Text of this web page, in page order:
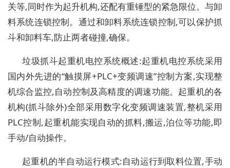
关等,同时作为起升机构,还配有重锤型的紧急限位。与卸
料系统连锁控制。通过和卸料系统连锁控制,可以保护抓
斗和卸料车,防止两者碰撞,确保。
垃圾抓斗起重机电控系统概述:起重机电控系统采用
国内外先进的“触摸屏+PLC+变频调速”控制方案,实现整
机综合监控,自动控制及高精度的调速功能。起重机的各
机构(抓斗除外)全部采用数字化变频调速装置,整机采用
PLC控制,起重机能实现自动的抓料,搬运,泊位等功能,即
手动/自动操作。
起重机的半自动运行模式:自动运行到取料位置,手动